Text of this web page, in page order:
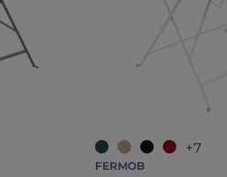
+7
FERMOB